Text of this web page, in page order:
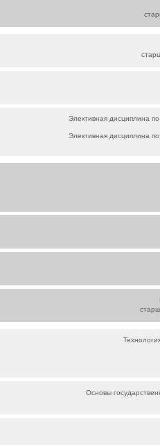
Элективная дисциплина
Элективная дисциплина
Основы